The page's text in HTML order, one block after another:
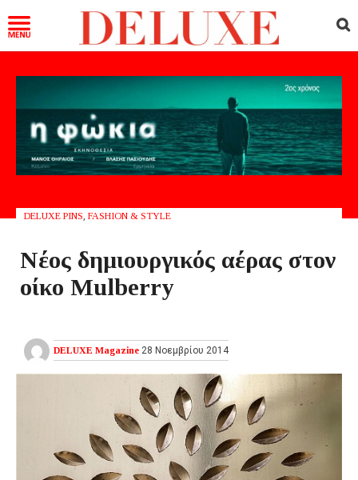
DELUXE PINS FASHION & STYLE
Νέος δημιουργικός αέρας στον
οίκο Mulberry
DELUXE Magazine 28 Νοεμβρίου 2014